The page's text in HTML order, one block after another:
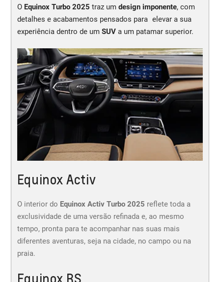
O Equinox Turbo 2025 traz um design imponente, com
detalhes e acabamentos pensados para elevar a sua
experiência dentro de um SUVa um patamar superior.
Equinox Activ
O interior do Equinox Activ Turbo 2025 reflete toda a
exclusividade de uma versão refinada e, ao mesmo
tempo, pronta para te acompanhar nas suas mais
diferentes aventuras, seja na cidade, no campo ou na
praia.
Equinox RS